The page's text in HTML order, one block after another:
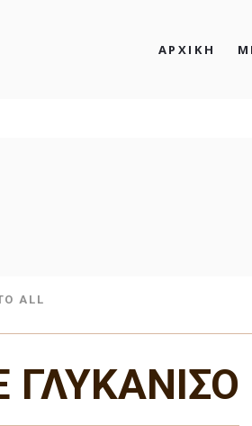
ΑΡΧΙΚΗ
ΓΛΥΚΑΝΙΣΟ
ALL